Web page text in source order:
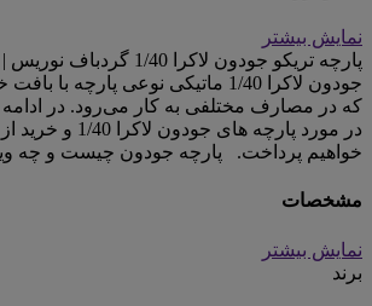
نمایش بیشتر
پارچه تریکو جودون لاکرا 1/40
جودون لاکرا 1/40 ماتیکی نوعی
که در مصارف مختلفی به کار می‌رود. در
در مورد پارچه های
خواهیم پرداخت. پارچه جودون چیست و چه
مشخصات
نمایش بیشتر
برند